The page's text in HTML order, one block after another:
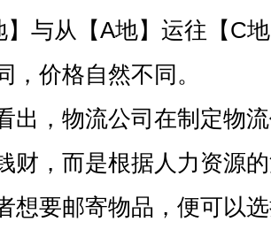
】与从【A地】运往【C
，价格自然不同。
出，物流公司在制定物
财，而是根据人力资源
想要邮寄物品，便可以